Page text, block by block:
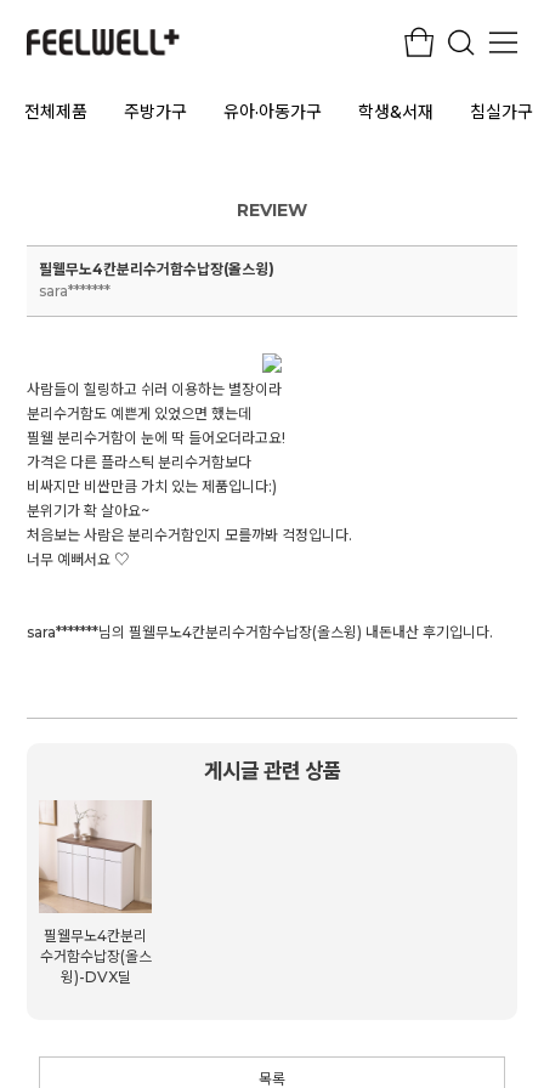
전체제품 주방가구 유아·아동가구 학생&서재 침실가구
REVIEW
필웰무노4칸분리수거함수납장(올스윙)
sara*******
사람들이 힐링하고 쉬러 이용하는 별장이라
분리수거함도 예쁜게 있었으면 했는데
필웰 분리수거함이 눈에 딱 들어오더라고요!
가격은 다른 플라스틱 분리수거함보다
비싸지만 비싼만큼 가치 있는 제품입니다:)
분위기가 확 살아요~
처음보는 사람은 분리수거함인지 모를까봐 걱정입니다.
너무 예뻐서요 ♡
sara*******님의 필웰무노4칸분리수거함수납장(올스윙) 내돈내산 후기입니다.
게시글 관련 상품
필웰무노4칸분리
수거함수납장(올스
윙)-DVX딜
목록